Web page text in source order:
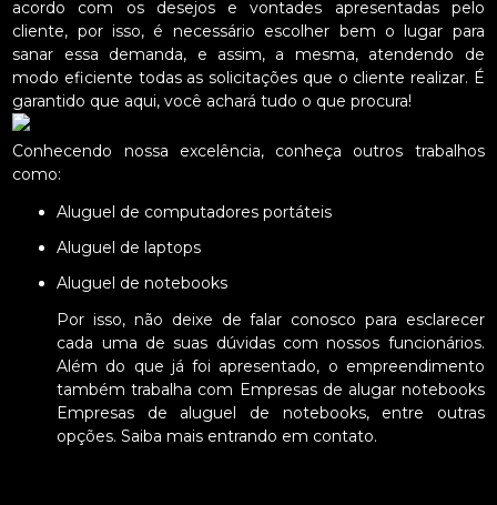
acordo com os desejos e vontades apresentadas pelo
cliente, por isso, é necessário escolher bem o lugar para
sanar essa demanda, e assim, a mesma, atendendo de
modo eficiente todas as solicitações que o cliente realizar. É
garantido que aqui, você achará tudo o que procura!
Conhecendo nossa excelência, conheça outros trabalhos
como:
Aluguel de computadores portáteis
Aluguel de laptops
Aluguel de notebooks
Por isso, não deixe de falar conosco para esclarecer
cada uma de suas dúvidas com nossos funcionários.
Além do que já foi apresentado, o empreendimento
também trabalha com Empresas de alugar notebooks
Empresas de aluguel de notebooks, entre outras
opções. Saiba mais entrando em contato.